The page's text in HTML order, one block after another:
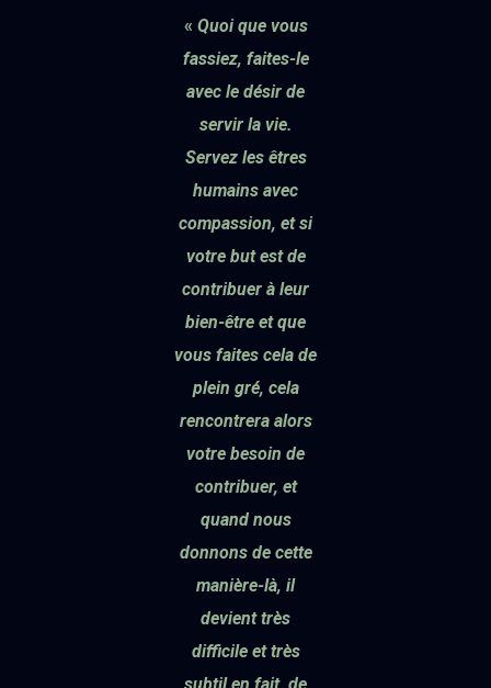
« Quoi que vous
fassiez, faites-le
avec le désir de
servir la vie.
Servez les êtres
humains avec
compassion, et si
votre but est de
contribuer à leur
bien-être et que
vous faites cela de
plein gré, cela
rencontrera alors
votre besoin de
contribuer, et
quand nous
donnons de cette
manière-là, il
devient très
difficile et très